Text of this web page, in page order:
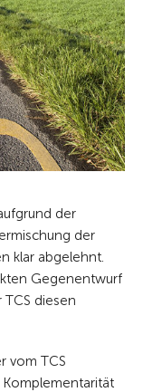
der
der
klar abgelehnt.
Gegenentwurf
diesen
vom TCS